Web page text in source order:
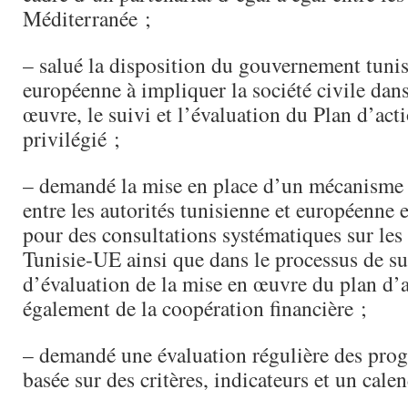
Méditerranée ;
– salué la disposition du gouvernement
européenne à impliquer la société civile
œuvre, le suivi et l’évaluation du Plan
privilégié ;
– demandé la mise en place d’un
entre les autorités tunisienne et européenne
pour des consultations systématiques sur
Tunisie-UE ainsi que dans le processus de
d’évaluation de la mise en œuvre du plan
également de la coopération financière ;
– demandé une évaluation régulière des
basée sur des critères, indicateurs et un